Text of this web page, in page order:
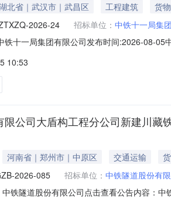
北省｜武汉市｜武昌区 工程建筑
货物
2026-24 招标单位： 中铁十一局集
铁十一局集团有限公司发布时间:2026-08-
平台（www.crccep.cn）进行线上公开开标
10:53
限公司大盾构工程分公司新建川
河南省｜郑州市｜中原区 交通运输
2026-085 招标单位： 中铁隧道股份有
铁隧道股份有限公司点击查看公告内容：